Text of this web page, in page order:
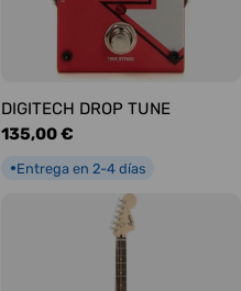
DIGITECH DROP TUNE
Precio
135,00 €
●Entrega en 2-4 días